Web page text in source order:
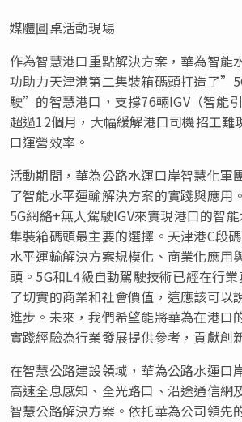
媒體圓桌活動現場
作為智慧港口重點解決方案，華為智能
功助力天津港第二集裝箱碼頭打造了
駛”的智慧港口，支撐76輛IGV（智能
超過12個月，大幅緩解港口司機招工難
口運營效率。
活動期間，華為公路水運口岸智慧化軍
了智能水平運輸解決方案的實踐與應用
5G網絡+無人駕駛IGV來實現港口的智
集裝箱碼頭最主要的選擇。天津港C段
水平運輸解決方案規模化、商業化應用
頭。5G和L4級自動駕駛技術已經在行
了切實的商業和社會價值，這應該可以
進步。未來，我們希望能將華為在港口
實踐經驗為行業發展提供參考，貢獻創
在智慧公路建設領域，華為公路水運口
高速全息感知、全光路口、沿途通信網
智慧公路解決方案。依托華為公司領先